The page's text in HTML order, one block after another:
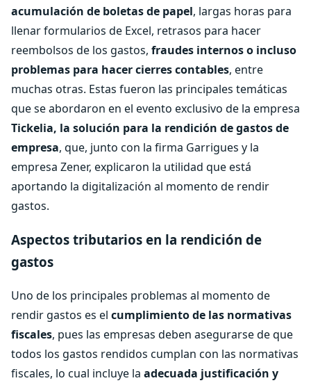
acumulación de boletas de papel, largas horas para
llenar formularios de Excel, retrasos para hacer
reembolsos de los gastos, fraudes internos o incluso
problemas para hacer cierres contables, entre
muchas otras. Estas fueron las principales temáticas
que se abordaron en el evento exclusivo de la empresa
Tickelia, la solución para la rendición de gastos de
empresa, que, junto con la firma Garrigues y la
empresa Zener, explicaron la utilidad que está
aportando la digitalización al momento de rendir
gastos.
Aspectos tributarios en la rendición de
gastos
Uno de los principales problemas al momento de
rendir gastos es el cumplimiento de las normativas
fiscales, pues las empresas deben asegurarse de que
todos los gastos rendidos cumplan con las normativas
fiscales, lo cual incluye la adecuada justificación y